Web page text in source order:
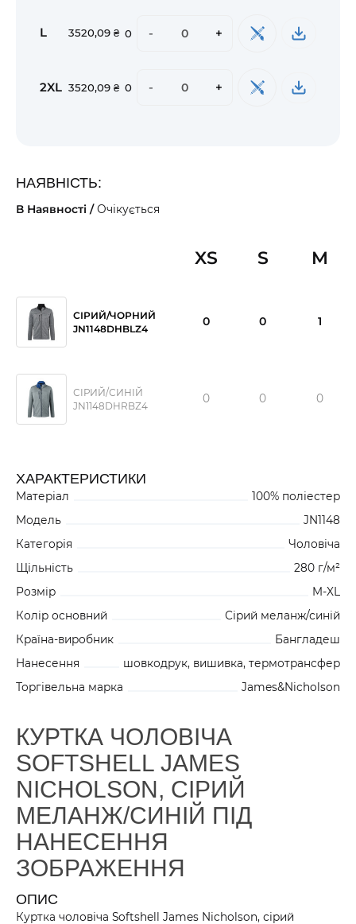
L 3520,09 ₴ 0 - +
2XL 3520,09 ₴ 0 - +
НАЯВНІСТЬ:
В Наявності /Очікується
XS S M
СІРИЙ/ЧОРНИЙ
JN1148DHBLZ4
0 0 1
СІРИЙ/СИНІЙ
JN1148DHRBZ4
0 0 0
ХАРАКТЕРИСТИКИ
Матеріал
100% поліестер
Модель
JN1148
Категорія
Чоловіча
Щільність
280 г/м²
Розмір
M-XL
Колір основний
Сірий меланж/синій
Країна-виробник
Бангладеш
Нанесення
шовкодрук, вишивка, термотрансфер
Торгівельна марка
James&Nicholson
КУРТКА ЧОЛОВІЧА
SOFTSHELL JAMES
NICHOLSON, СІРИЙ
МЕЛАНЖ/СИНІЙ ПІД
НАНЕСЕННЯ
ЗОБРАЖЕННЯ
ОПИС
Куртка чоловіча Softshell James Nicholson, сірий